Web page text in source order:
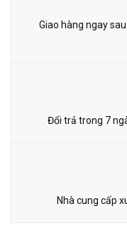
Giao hàng ngay
Đổi trả trong 7
Nhà cung cấp